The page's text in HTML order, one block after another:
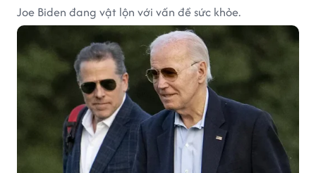
Joe Biden đang vật lộn với vấn đề sức khỏe.